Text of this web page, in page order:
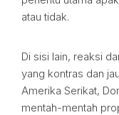
atau tidak.
Di sisi lain, reaksi
yang kontras dan
Amerika Serikat,
mentah-mentah